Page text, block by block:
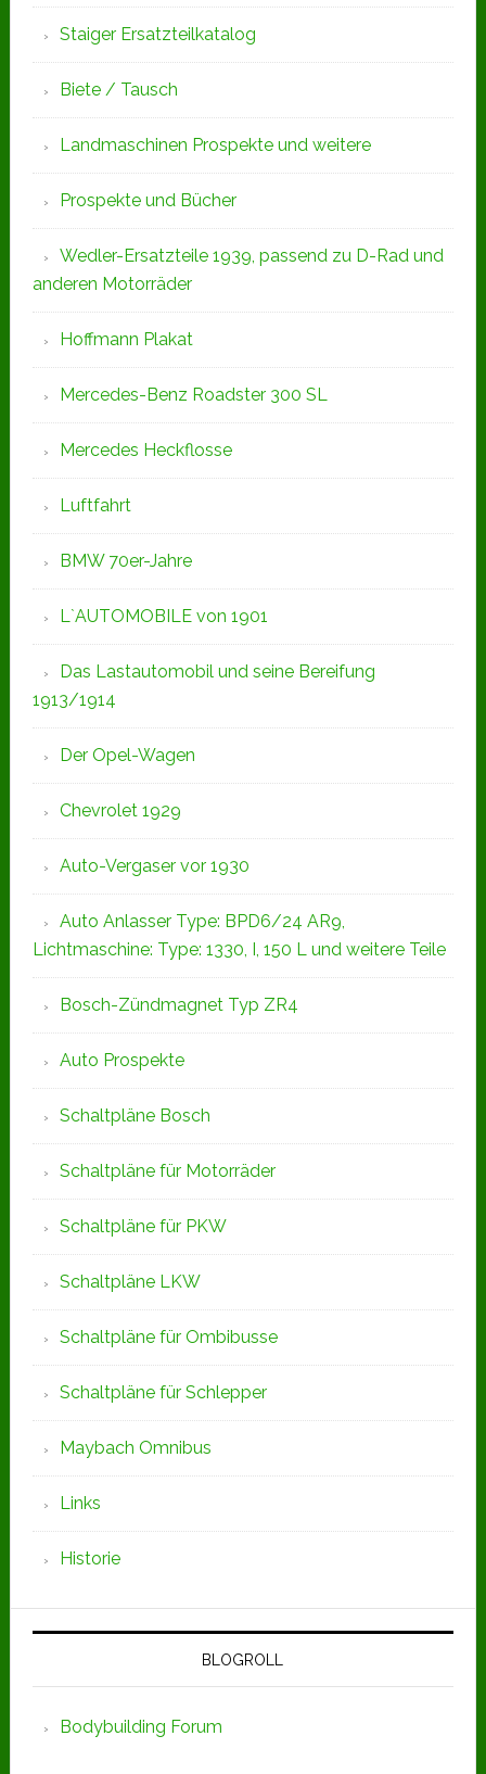
Staiger Ersatzteilkatalog
Biete / Tausch
Landmaschinen Prospekte und weitere
Prospekte und Bücher
Wedler-Ersatzteile 1939, passend zu D-Rad und
anderen Motorräder
Hoffmann Plakat
Mercedes-Benz Roadster 300 SL
Mercedes Heckflosse
Luftfahrt
BMW 70er-Jahre
L`AUTOMOBILE von 1901
Das Lastautomobil und seine Bereifung
1913/1914
Der Opel-Wagen
Chevrolet 1929
Auto-Vergaser vor 1930
Auto Anlasser Type: BPD6/24 AR9,
Lichtmaschine: Type: 1330, I, 150 L und weitere Teile
Bosch-Zündmagnet Typ ZR4
Auto Prospekte
Schaltpläne Bosch
Schaltpläne für Motorräder
Schaltpläne für PKW
Schaltpläne LKW
Schaltpläne für Ombibusse
Schaltpläne für Schlepper
Maybach Omnibus
Links
Historie
BLOGROLL
Bodybuilding Forum